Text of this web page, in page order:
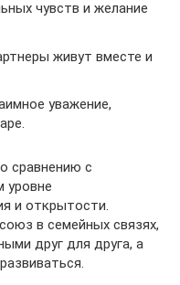
чувств и желание
живут вместе и
уважение,
сравнению с
уровне
и открытости.
в семейных связях,
друг для друга, а